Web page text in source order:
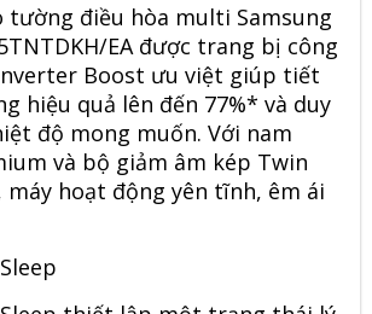
tường điều hòa multi Samsung
EA được trang bị công
Boost ưu việt giúp tiết
hiệu quả lên đến 77%* và duy
độ mong muốn. Với nam
và bộ giảm âm kép Twin
hoạt động yên tĩnh, êm ái